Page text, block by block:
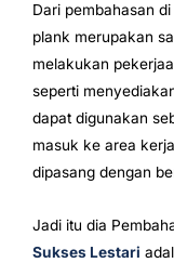
Dari pembahasan
plank merupakan
melakukan
seperti
dapat digunakan
masuk ke area
dipasang dengan
Jadi itu dia
Sukses Lestari